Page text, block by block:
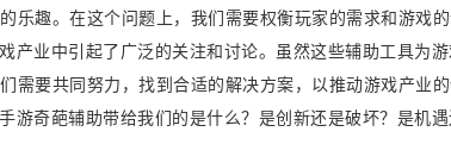
乐趣。在这个问题上，我们需要权衡玩家的需求和游戏的
产业中引起了广泛的关注和讨论。虽然这些辅助工具为
需要共同努力，找到合适的解决方案，以推动游戏产业的
游奇葩辅助带给我们的是什么？是创新还是破坏？是机